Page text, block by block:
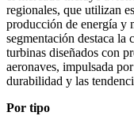
regionales, que utilizan
producción de energía y
segmentación destaca la
turbinas diseñados con
aeronaves, impulsada
durabilidad y las
Por tipo